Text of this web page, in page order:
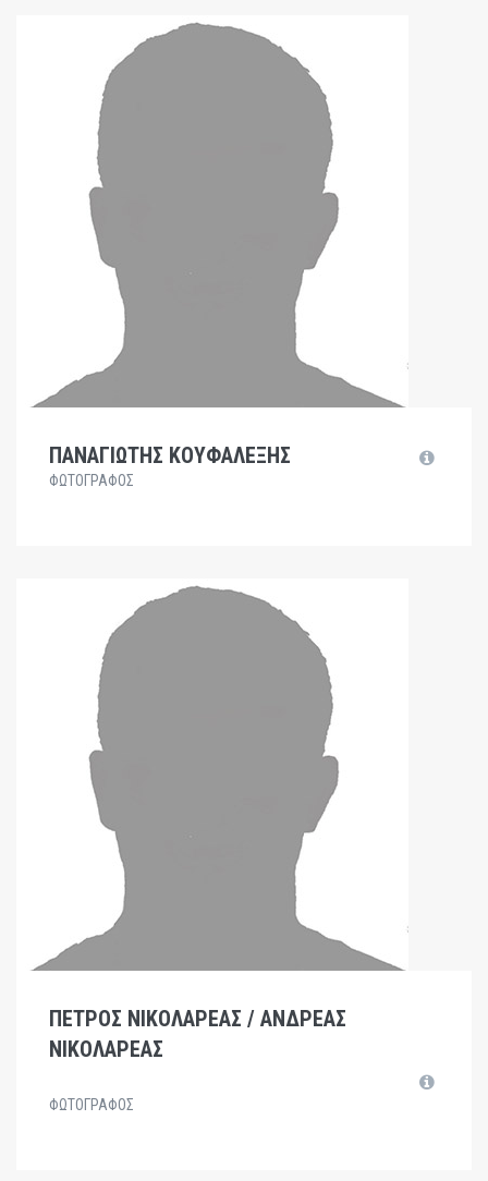
ΠΑΝΑΓΙΩΤΗΣ ΚΟΥΦΑΛΕΞΗΣ
ΦΩΤΟΓΡΑΦΟΣ
ΠΕΤΡΟΣ ΝΙΚΟΛΑΡΕΑΣ / ΑΝΔΡΕΑΣ
ΝΙΚΟΛΑΡΕΑΣ
ΦΩΤΟΓΡΑΦΟΣ